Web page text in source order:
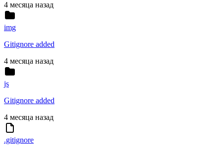
4 месяца назад
img
Gitignore added
4 месяца назад
js
Gitignore added
4 месяца назад
.gitignore